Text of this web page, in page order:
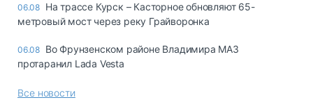
06.08 На трассе Курск – Касторное обновляют 65-
метровый мост через реку Грайворонка
06.08 Во Фрунзенском районе Владимира МАЗ
протаранил Lada Vesta
Все новости